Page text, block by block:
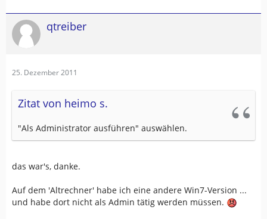
qtreiber
25. Dezember 2011
Zitat von heimo s.
"Als Administrator ausführen" auswählen.
das war's, danke.
Auf dem 'Altrechner' habe ich eine andere Win7-Version ...
und habe dort nicht als Admin tätig werden müssen.